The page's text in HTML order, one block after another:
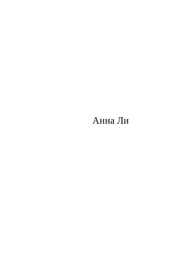
Анна Ли